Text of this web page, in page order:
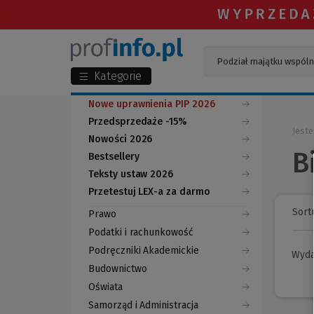
Kategorie
Nowe uprawnienia PIP 2026
Przedsprzedaże -15%
Nowości 2026
Bestsellery
Teksty ustaw 2026
Przetestuj LEX-a za darmo
(Nowe
okno)
(Link
do
innej
strony)
Prawo
Podatki i rachunkowość
Podręczniki Akademickie
Budownictwo
Oświata
Samorząd i Administracja